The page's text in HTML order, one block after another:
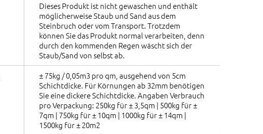
Dieses Produkt ist nicht gewaschen und enthält
möglicherweise Staub und Sand aus dem
Steinbruch oder vom Transport. Trotzdem
können Sie das Produkt normal verarbeiten, denn
durch den kommenden Regen wäscht sich der
Staub/Sand von selbst ab.
± 75kg / 0,05m3 pro qm, ausgehend von 5cm
Schichtdicke. Für Körnungen ab 32mm benötigen
Sie eine dickere Schichtdicke. Angaben Verbrauch
pro Verpackung: 250kg für ± 3,5qm | 500kg für ±
7qm | 750kg für ± 10qm | 1000kg für ± 14qm |
1500kg für ± 20m2